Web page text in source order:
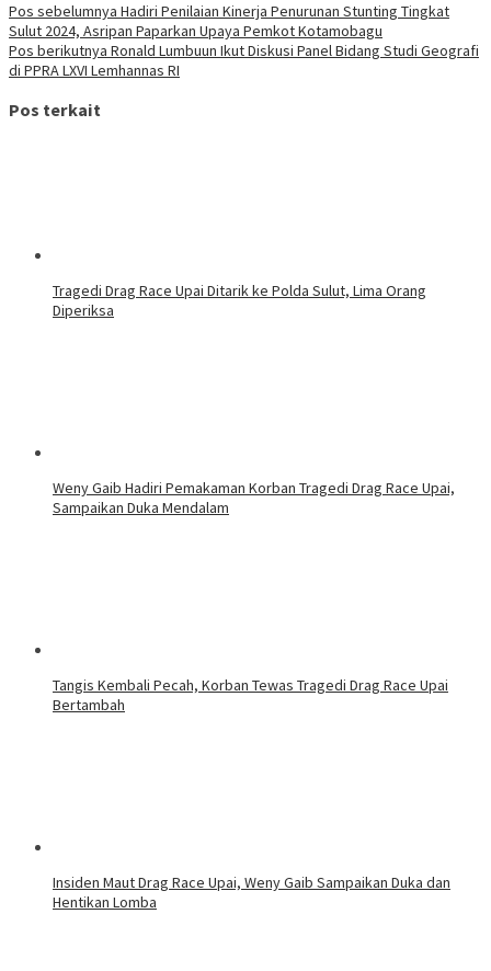
Pos sebelumnya Hadiri Penilaian Kinerja Penurunan Stunting Tingkat
Sulut 2024, Asripan Paparkan Upaya Pemkot Kotamobagu
Pos berikutnya Ronald Lumbuun Ikut Diskusi Panel Bidang Studi Geografi
di PPRA LXVI Lemhannas RI
Pos terkait
Tragedi Drag Race Upai Ditarik ke Polda Sulut, Lima Orang
Diperiksa
Weny Gaib Hadiri Pemakaman Korban Tragedi Drag Race Upai,
Sampaikan Duka Mendalam
Tangis Kembali Pecah, Korban Tewas Tragedi Drag Race Upai
Bertambah
Insiden Maut Drag Race Upai, Weny Gaib Sampaikan Duka dan
Hentikan Lomba